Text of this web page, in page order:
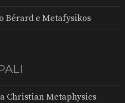
Bérard e Metafysikos
Christian Metaphysics